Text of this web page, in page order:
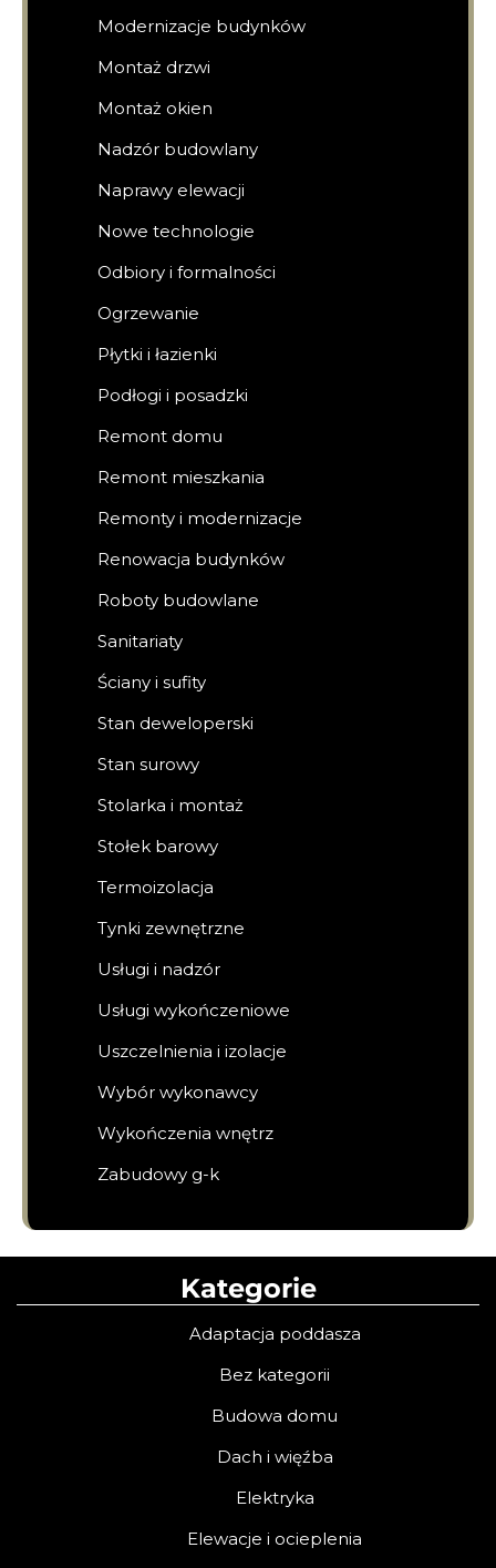
Modernizacje budynków
Montaż drzwi
Montaż okien
Nadzór budowlany
Naprawy elewacji
Nowe technologie
Odbiory i formalności
Ogrzewanie
Płytki i łazienki
Podłogi i posadzki
Remont domu
Remont mieszkania
Remonty i modernizacje
Renowacja budynków
Roboty budowlane
Sanitariaty
Ściany i sufity
Stan deweloperski
Stan surowy
Stolarka i montaż
Stołek barowy
Termoizolacja
Tynki zewnętrzne
Usługi i nadzór
Usługi wykończeniowe
Uszczelnienia i izolacje
Wybór wykonawcy
Wykończenia wnętrz
Zabudowy g-k
Kategorie
Adaptacja poddasza
Bez kategorii
Budowa domu
Dach i więźba
Elektryka
Elewacje i ocieplenia